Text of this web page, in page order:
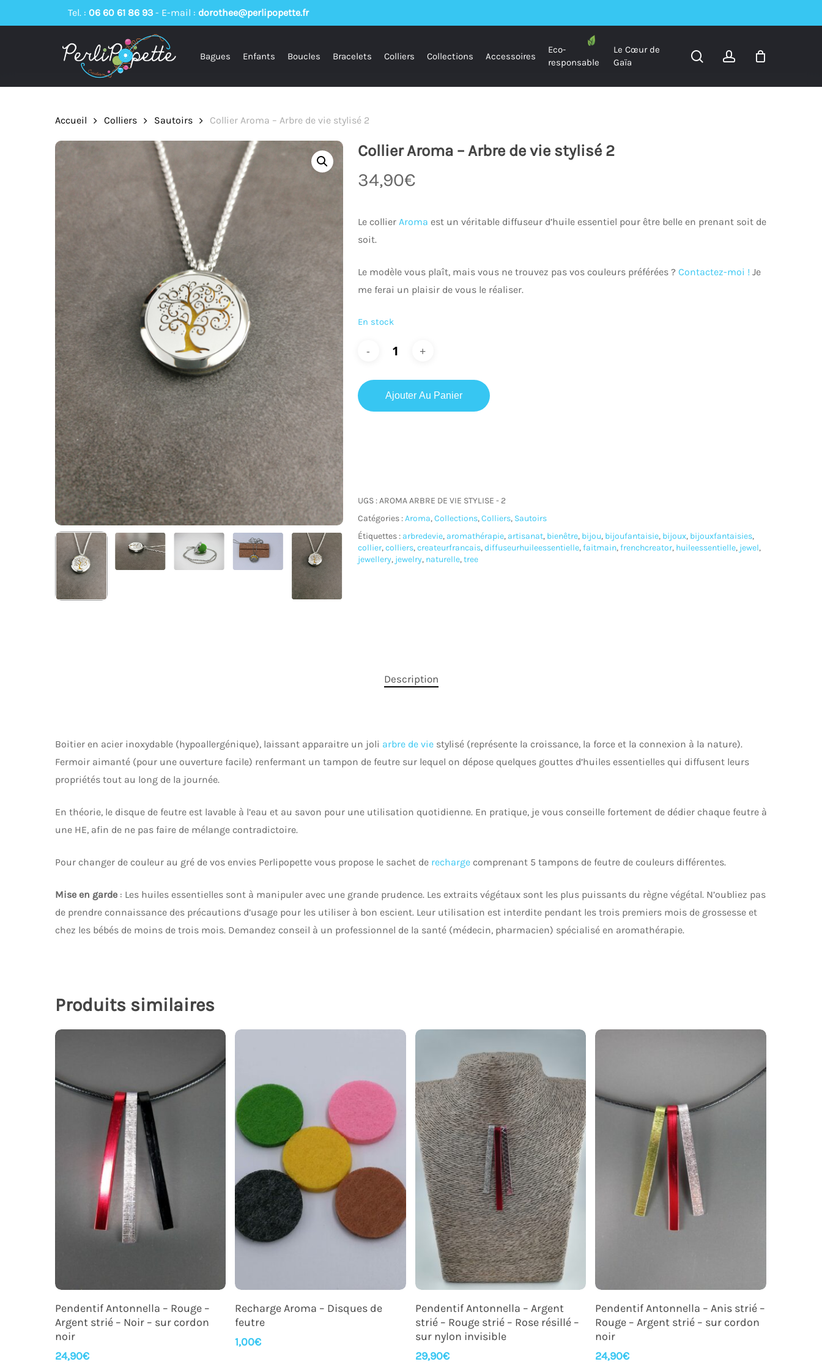
to
Tel. : 06 60 61 86 93 - E-mail : dorothee@perlipopette.fr
Appuyez sur Entrer pour rechercher ou Echap pour fermer
Bagues Enfants Boucles Bracelets Colliers Collections Accessoires
Eco-
responsable
Le Cœur de
Gaïa
searchaccount
Accueil Colliers Sautoirs Collier Aroma – Arbre de vie stylisé 2
Collier Aroma – Arbre de vie stylisé 2
34,90€
Le collier Aroma est un véritable diffuseur d’huile essentiel pour être belle en prenant soit de
soit.
Le modèle vous plaît, mais vous ne trouvez pas vos couleurs préférées ? Contactez-moi ! Je
me ferai un plaisir de vous le réaliser.
En stock
Ajouter Au Panier
UGS :AROMA ARBRE DE VIE STYLISE - 2
Catégories :Aroma,Collections,Colliers, Sautoirs
Étiquettes : arbredevie, aromathérapie, artisanat, bienêtre, bijou, bijoufantaisie, bijoux, bijouxfantaisies,
collier,colliers,createurfrancais,diffuseurhuileessentielle,faitmain,frenchcreator, huileessentielle, jewel,
jewellery, jewelry, naturelle,tree
Description
Boitier en acier inoxydable (hypoallergénique), laissant apparaitre un joli arbre de vie stylisé (représente la croissance, la force et la connexion à la nature).
Fermoir aimanté (pour une ouverture facile) renfermant un tampon de feutre sur lequel on dépose quelques gouttes d’huiles essentielles qui diffusent leurs
propriétés tout au long de la journée.
En théorie, le disque de feutre est lavable à l’eau et au savon pour une utilisation quotidienne. En pratique, je vous conseille fortement de dédier chaque feutre à
une HE, afin de ne pas faire de mélange contradictoire.
Pour changer de couleur au gré de vos envies Perlipopette vous propose le sachet de recharge comprenant 5 tampons de feutre de couleurs différentes.
Mise en garde : Les huiles essentielles sont à manipuler avec une grande prudence. Les extraits végétaux sont les plus puissants du règne végétal. N’oubliez pas
de prendre connaissance des précautions d’usage pour les utiliser à bon escient. Leur utilisation est interdite pendant les trois premiers mois de grossesse et
chez les bébés de moins de trois mois. Demandez conseil à un professionnel de la santé (médecin, pharmacien) spécialisé en aromathérapie.
Produits similaires
Ajouter Au Panier
Pendentif Antonnella – Rouge –
Argent strié – Noir – sur cordon
noir
24,90€
Ajouter Au Panier
Recharge Aroma – Disques de
feutre
1,00€
Ajouter Au Panier
Pendentif Antonnella – Argent
strié – Rouge strié – Rose résillé –
sur nylon invisible
29,90€
Ajouter Au Panier
Pendentif Antonnella – Anis strié –
Rouge – Argent strié – sur cordon
noir
24,90€